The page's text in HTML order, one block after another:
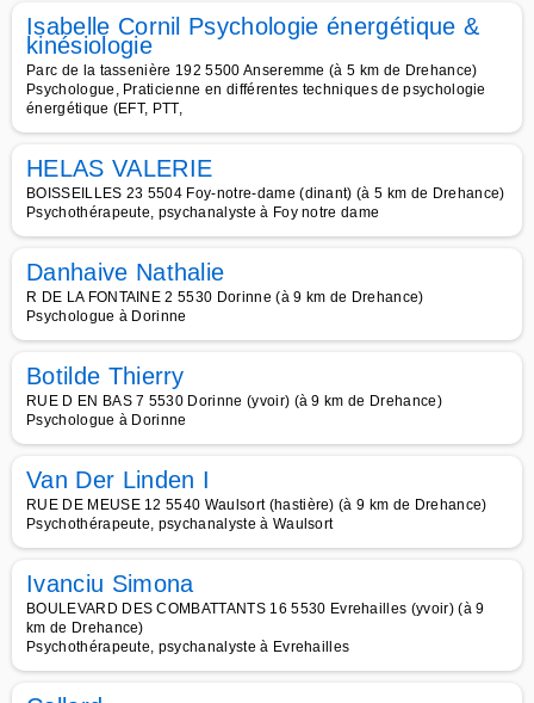
Isabelle Cornil Psychologie énergétique &
kinésiologie
Parc de la tassenière 192 5500 Anseremme (à 5 km de Drehance)
Psychologue, Praticienne en différentes techniques de psychologie
énergétique (EFT, PTT,
HELAS VALERIE
BOISSEILLES 23 5504 Foy-notre-dame (dinant) (à 5 km de Drehance)
Psychothérapeute, psychanalyste à Foy notre dame
Danhaive Nathalie
R DE LA FONTAINE 2 5530 Dorinne (à 9 km de Drehance)
Psychologue à Dorinne
Botilde Thierry
RUE D EN BAS 7 5530 Dorinne (yvoir) (à 9 km de Drehance)
Psychologue à Dorinne
Van Der Linden I
RUE DE MEUSE 12 5540 Waulsort (hastière) (à 9 km de Drehance)
Psychothérapeute, psychanalyste à Waulsort
Ivanciu Simona
BOULEVARD DES COMBATTANTS 16 5530 Evrehailles (yvoir) (à 9
km de Drehance)
Psychothérapeute, psychanalyste à Evrehailles